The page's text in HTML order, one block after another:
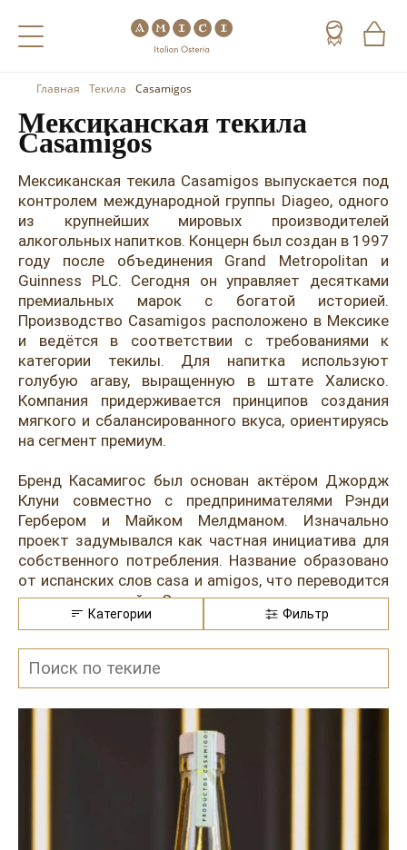
Назад
Холодные напитки
Чай
Кофе
Назад
Вино
Шампанское
Игристое вино
Портвейн
Херес
Красные вина
Белые вина
Розовые вина
Итальянские вина
Французские вина
Испанские вина
Назад
Виски
Коньяк
Арманьяк
Текила
Мескаль
Кальвадос
Джин
Ром
Граппа
Водка
Саке
Пиво
Главная Текила Casamigos
Мексиканская текила
Casamigos
Мексиканская текила Casamigos выпускается под
контролем международной группы Diageo, одного
из крупнейших мировых производителей
алкогольных напитков. Концерн был создан в 1997
году после объединения Grand Metropolitan и
Guinness PLC. Сегодня он управляет десятками
премиальных марок с богатой историей.
Производство Casamigos расположено в Мексике
и ведётся в соответствии с требованиями к
категории текилы. Для напитка используют
голубую агаву, выращенную в штате Халиско.
Компания придерживается принципов создания
мягкого и сбалансированного вкуса, ориентируясь
на сегмент премиум.
Бренд Касамигос был основан актёром Джордж
Клуни совместно с предпринимателями Рэнди
Гербером и Майком Мелдманом. Изначально
проект задумывался как частная инициатива для
собственного потребления. Название образовано
от испанских слов casa и amigos, что переводится
как «дом друзей». Со временем напиток получил
коммерческое развитие и быстро стал заметным
выкуплены компанией Diageo за сумму, которая
Разновидность Бланко не выдерживается в бочке
и сохраняет чистый вкус агавы. Репосадо
проходит выдержку в дубе несколько месяцев.
Аньехо созревает дольше, что придаёт более
глубокий оттенок аромату и вкусу.
Категории Фильтр